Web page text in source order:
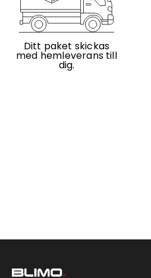
Ditt paket skickas
med hemleverans till
dig.